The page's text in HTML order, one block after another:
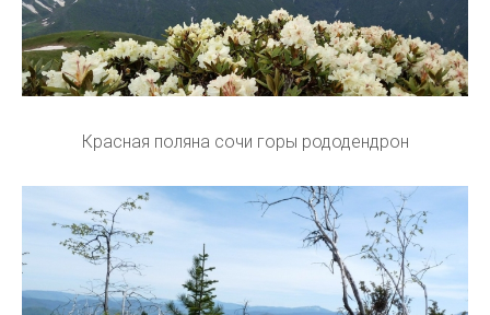
Красная поляна сочи горы рододендрон